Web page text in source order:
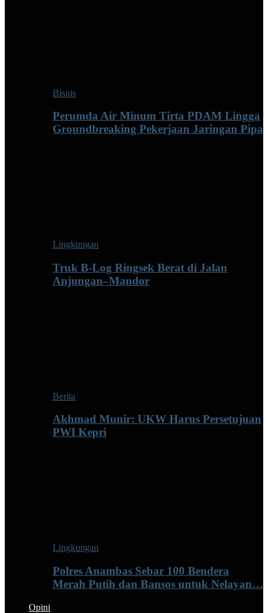
Bisnis
Perumda Air Minum Tirta PDAM Lingga
Groundbreaking Pekerjaan Jaringan Pipa
Lingkungan
Truk B-Log Ringsek Berat di Jalan
Anjungan–Mandor
Berita
Akhmad Munir: UKW Harus Persetujuan
PWI Kepri
Lingkungan
Polres Anambas Sebar 100 Bendera
Merah Putih dan Bansos untuk Nelayan…
Opini